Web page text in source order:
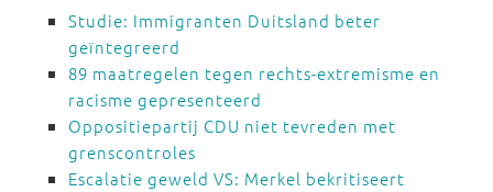
Studie: Immigranten Duitsland beter
geïntegreerd
89 maatregelen tegen rechts-extremisme en
racisme gepresenteerd
Oppositiepartij CDU niet tevreden met
grenscontroles
Escalatie geweld VS: Merkel bekritiseert